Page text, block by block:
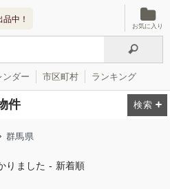
中！
お気に入り
ンダー 市区町村 ランキング
件
群馬県
りました - 新着順